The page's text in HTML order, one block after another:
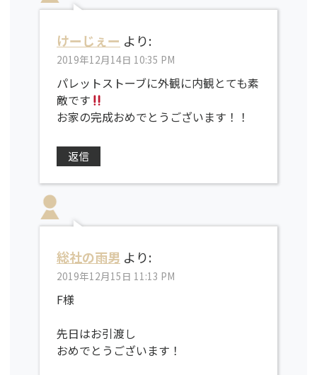
けーじぇー より:
2019年12月14日 10:35 PM
パレットストーブに外観に内観とても素
敵です
お家の完成おめでとうございます！！
返信
総社の雨男 より:
2019年12月15日 11:13 PM
F様
先日はお引渡し
おめでとうございます！